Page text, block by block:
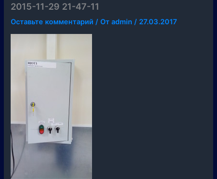
2015-11-29 21-47-11
Оставьте комментарий / Отadmin/ 27.03.2017